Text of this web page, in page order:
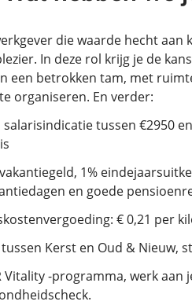
die waarde hecht aan
In deze rol krijg je de
een betrokken tam, met
organiseren. En verder:
salarisindicatie tussen €2950
1%
en goede
€ 0,21 per
Kerst en Oud & Nieuw,
Vitality -programma, werk aan